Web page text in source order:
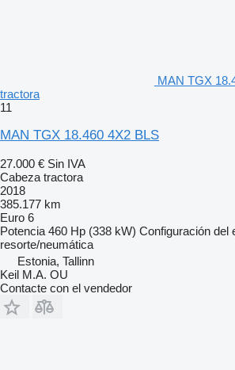
MAN TGX
tractora
11
MAN TGX 18.460 4X2 BLS
27.000 € Sin IVA
Cabeza tractora
2018
385.177 km
Euro 6
Potencia 460 Hp (338 kW) Configuración del
resorte/neumática
Estonia, Tallinn
Keil M.A. OU
Contacte con el vendedor